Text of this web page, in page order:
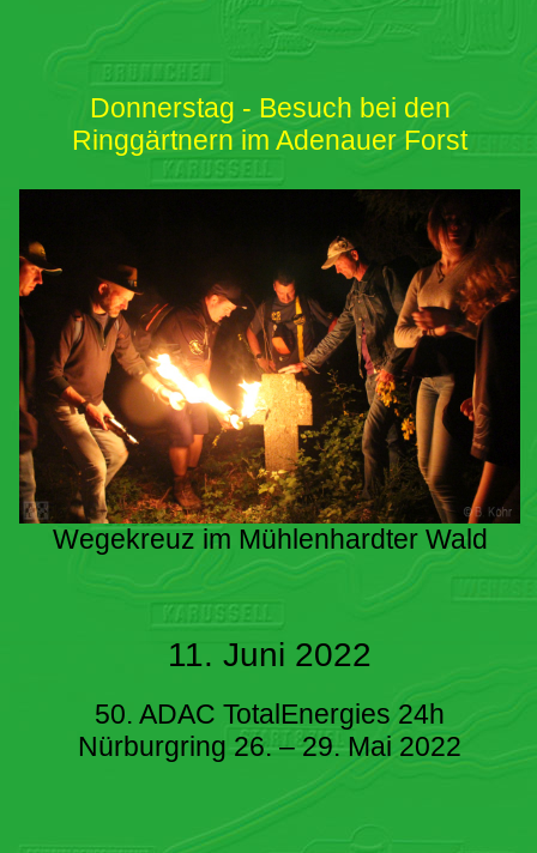
Donnerstag - Besuch bei den
Ringgärtnern im Adenauer Forst
Wegekreuz im Mühlenhardter Wald
11. Juni 2022
50. ADAC TotalEnergies 24h
Nürburgring 26. – 29. Mai 2022